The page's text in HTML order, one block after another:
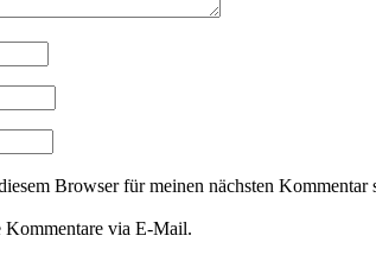
Browser für meinen nächsten Kommentar
Kommentare via E-Mail.